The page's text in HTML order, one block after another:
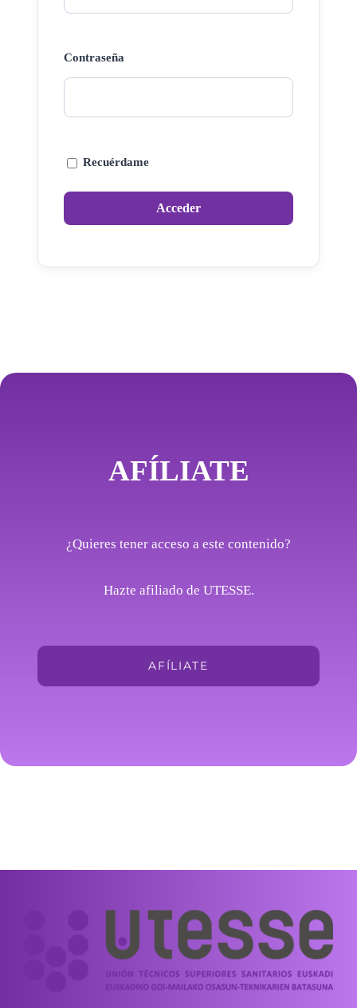
Contraseña
Recuérdame
AFÍLIATE
¿Quieres tener acceso a este contenido?
Hazte afiliado de UTESSE.
AFÍLIATE